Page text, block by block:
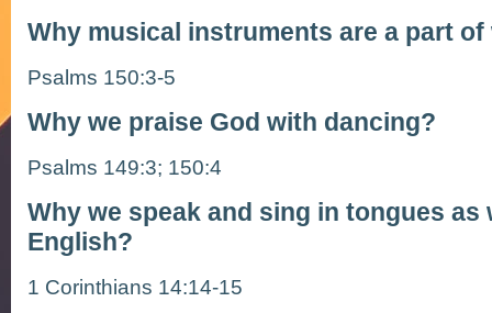
Why musical instruments are a part
Psalms 150:3-5
Why we praise God with dancing?
Psalms 149:3; 150:4
Why we speak and sing in tongues as
English?
1 Corinthians 14:14-15